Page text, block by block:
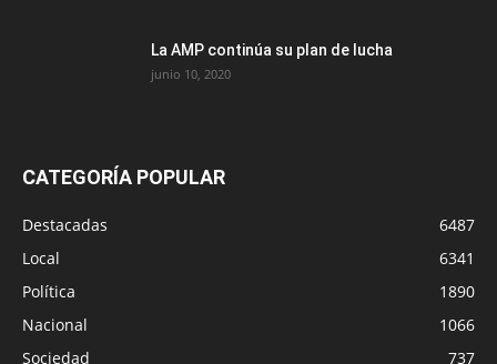
La AMP continúa su plan de lucha
junio 10, 2020
CATEGORÍA POPULAR
Destacadas
6487
Local
6341
Política
1890
Nacional
1066
Sociedad
737